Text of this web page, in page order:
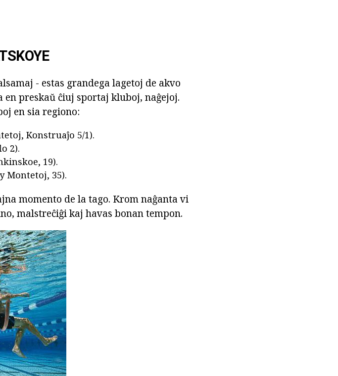
- estas grandega lagetoj de akvo
preskaŭ ĉiuj sportaj kluboj, naĝejoj.
en sia regiono:
Konstruaĵo 5/1).
2).
19).
Montetoj, 35).
momento de la tago. Krom naĝanta vi
malstreĉiĝi kaj havas bonan tempon.